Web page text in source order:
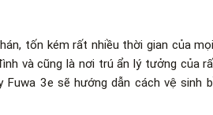
tốn kém rất nhiều thời gian của
và cũng là nơi trú ẩn lý tưởng của
Fuwa 3e sẽ hướng dẫn cách vệ sinh